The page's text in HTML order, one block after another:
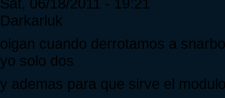
Sat, 06/18/2011 - 19:21
Darkarluk
oigan cuando derrotamos a
yo solo dos
y ademas para que sirve el